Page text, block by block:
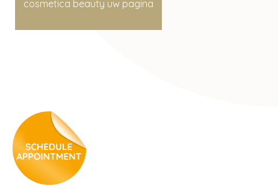
cosmetica beauty uw pagina